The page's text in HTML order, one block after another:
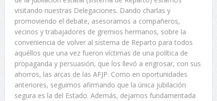
visitando nuestras Delegaciones. Dando charlas y
promoviendo el debate, asesoramos a compañeros,
vecinos y trabajadores de gremios hermanos, sobre la
conveniencia de volver al sistema de Reparto para todos
aquéllos que una vez fueron víctimas de una política de
propaganda y persuasión, que los llevó a engrosar, con sus
ahorros, las arcas de las AFJP. Como en oportunidades
anteriores, seguimos afirmando que la única jubilación
segura es la del Estado. Además, dejamos fundamentada